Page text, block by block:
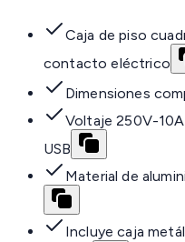
Caja de piso
contacto eléctrico
Dimensiones
Voltaje 250V-
USB
Material de
Incluye caja